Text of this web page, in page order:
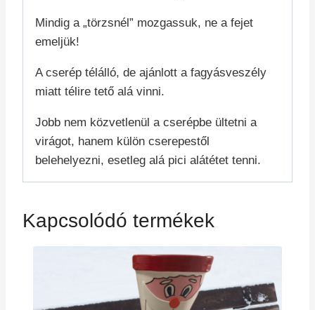
Mindig a „törzsnél” mozgassuk, ne a fejet
emeljük!
A cserép télálló, de ajánlott a fagyásveszély
miatt télire tető alá vinni.
Jobb nem közvetlenül a cserépbe ültetni a
virágot, hanem külön cserepestől
belehelyezni, esetleg alá pici alátétet tenni.
Kapcsolódó termékek